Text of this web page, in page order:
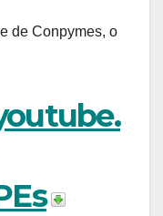
de Conpymes, o